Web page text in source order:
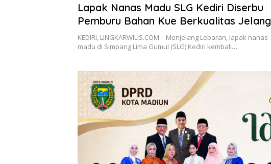
Lapak Nanas Madu SLG Kediri Diserbu
Pemburu Bahan Kue Berkualitas Jelang
Lebaran
KEDIRI, LINGKARWILIS.COM – Menjelang Lebaran, lapak nanas
madu di Simpang Lima Gumul (SLG) Kediri kembali…